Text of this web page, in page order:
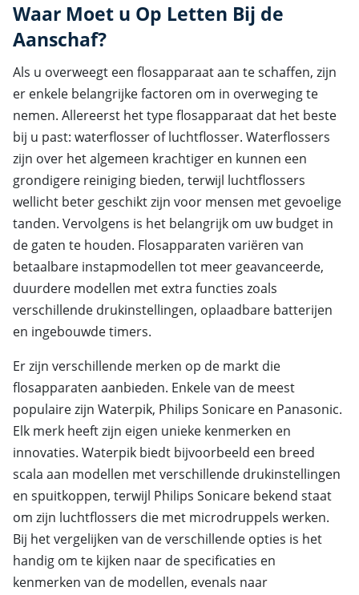
Waar Moet u Op Letten Bij de
Aanschaf?
Als u overweegt een flosapparaat aan te schaffen, zijn
er enkele belangrijke factoren om in overweging te
nemen. Allereerst het type flosapparaat dat het beste
bij u past: waterflosser of luchtflosser. Waterflossers
zijn over het algemeen krachtiger en kunnen een
grondigere reiniging bieden, terwijl luchtflossers
wellicht beter geschikt zijn voor mensen met gevoelige
tanden. Vervolgens is het belangrijk om uw budget in
de gaten te houden. Flosapparaten variëren van
betaalbare instapmodellen tot meer geavanceerde,
duurdere modellen met extra functies zoals
verschillende drukinstellingen, oplaadbare batterijen
en ingebouwde timers.
Er zijn verschillende merken op de markt die
flosapparaten aanbieden. Enkele van de meest
populaire zijn Waterpik, Philips Sonicare en Panasonic.
Elk merk heeft zijn eigen unieke kenmerken en
innovaties. Waterpik biedt bijvoorbeeld een breed
scala aan modellen met verschillende drukinstellingen
en spuitkoppen, terwijl Philips Sonicare bekend staat
om zijn luchtflossers die met microdruppels werken.
Bij het vergelijken van de verschillende opties is het
handig om te kijken naar de specificaties en
kenmerken van de modellen, evenals naar